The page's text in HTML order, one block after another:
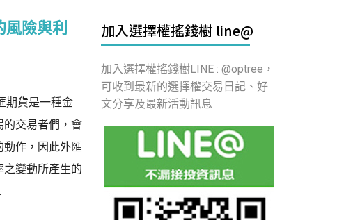
險與利
期貨是一種金
的交易者們，會
作，因此外匯
變動所產生的
加入選擇權搖錢樹 line@
加入選擇權搖錢樹LINE : @optree，
可收到最新的選擇權交易日記、好
文分享及最新活動訊息